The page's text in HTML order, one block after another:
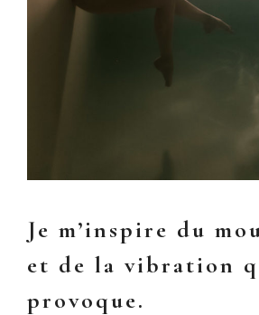
Je m’inspire du
et de la vibration
provoque.